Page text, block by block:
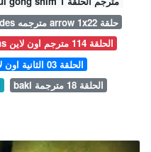
bbbhttps wwwmovs4uto episodes مترجمه arrow 1x22 حلقة
baruto naruto next generations الحلقة 114 مترجم اون لاين
banana fish الحلقة 03 الثانية اون لاين مترجمة
baki الحلقة 18 مترجمة